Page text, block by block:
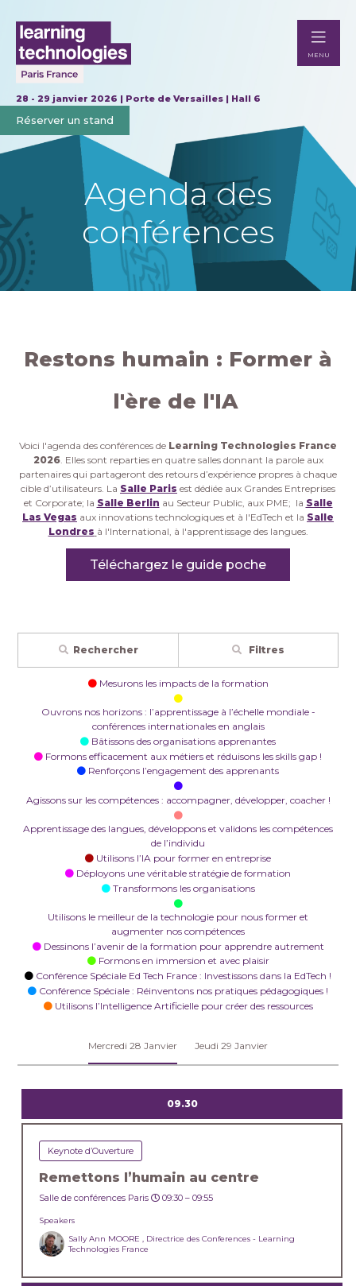
28 - 29 janvier 2026 | Porte de Versailles | Hall 6
Réserver un stand
MENU
Agenda des
conférences
Restons humain : Former à
l'ère de l'IA
Voici l'agenda des conférences de Learning Technologies France
2026. Elles sont reparties en quatre salles donnant la parole aux
partenaires qui partageront des retours d’expérience propres à chaque
cible d’utilisateurs. La Salle Paris est dédiée aux Grandes Entreprises
et Corporate; la Salle Berlin au Secteur Public, aux PME; la Salle
Las Vegas aux innovations technologiques et à l'EdTech et la Salle
Londres à l'International, à l'apprentissage des langues.
Téléchargez le guide poche
Rechercher Filtres
Mesurons les impacts de la formation
Ouvrons nos horizons : l’apprentissage à l’échelle mondiale -
conférences internationales en anglais
Bâtissons des organisations apprenantes
Formons efficacement aux métiers et réduisons les skills gap !
Renforçons l’engagement des apprenants
Agissons sur les compétences : accompagner, développer, coacher !
Apprentissage des langues, développons et validons les compétences
de l’individu
Utilisons l’IA pour former en entreprise
Déployons une véritable stratégie de formation
Transformons les organisations
Utilisons le meilleur de la technologie pour nous former et
augmenter nos compétences
Dessinons l’avenir de la formation pour apprendre autrement
Formons en immersion et avec plaisir
Conférence Spéciale Ed Tech France : Investissons dans la EdTech !
Conférence Spéciale : Réinventons nos pratiques pédagogiques !
Utilisons l’Intelligence Artificielle pour créer des ressources
Mercredi 28 Janvier Jeudi 29 Janvier
09.30
Keynote d’Ouverture
Remettons l’humain au centre
Salle de conférences Paris 09:30 –09:55
Speakers
Sally Ann MOORE , Directrice des Conferences - Learning
Technologies France